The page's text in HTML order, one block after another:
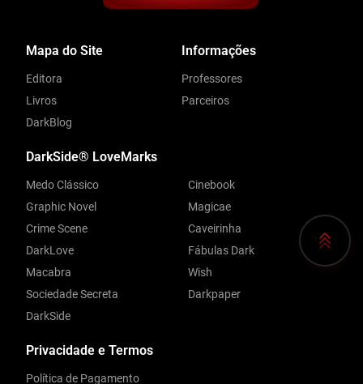
Privacidade e Termos
Política de Pagamento
Mapa do Site
Editora
Livros
DarkBlog
Informações
Professores
Parceiros
DarkSide® LoveMarks
Medo Clássico
Graphic Novel
Crime Scene
DarkLove
Macabra
Sociedade Secreta
DarkSide
Cinebook
Magicae
Caveirinha
Fábulas Dark
Wish
Darkpaper